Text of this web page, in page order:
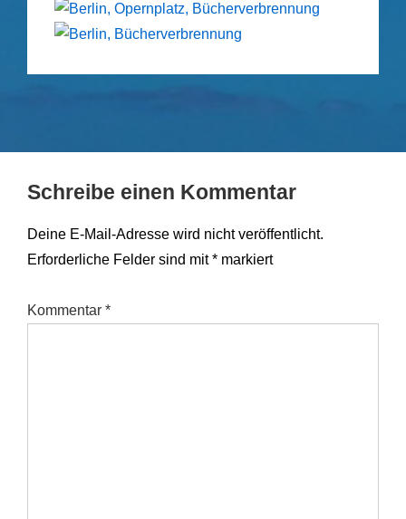
Schreibe einen Kommentar
Deine E-Mail-Adresse wird nicht veröffentlicht.
Erforderliche Felder sind mit* markiert
Kommentar *